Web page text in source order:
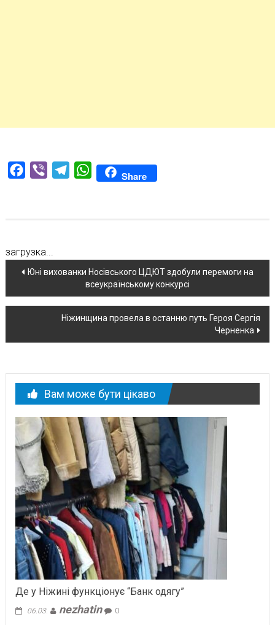
Facebook
Viber TelegramWhatsAppShare
загрузка...
Навігація
по
Юні вихованки Носівського ЦДЮТ здобули перемоги на
всеукраїнському конкурсі
Ніжинщина провела в останню путь Героя Сергія
Черненка
Вам може бути цікаво
Де у Ніжині функціонує “Банк одягу”
06.03. nezhatin 0